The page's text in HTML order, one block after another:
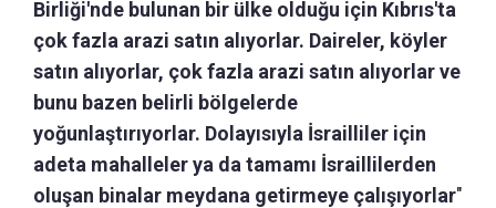
Birliği'nde bulunan bir ülke olduğu için Kıbrıs'ta
çok fazla arazi satın alıyorlar. Daireler, köyler
satın alıyorlar, çok fazla arazi satın alıyorlar ve
bunu bazen belirli bölgelerde
yoğunlaştırıyorlar. Dolayısıyla İsrailliler için
adeta mahalleler ya da tamamı İsraillilerden
oluşan binalar meydana getirmeye çalışıyorlar"